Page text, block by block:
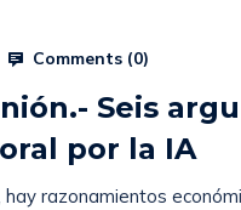
Comments (0)
Seis
por la IA
hay razonamientos